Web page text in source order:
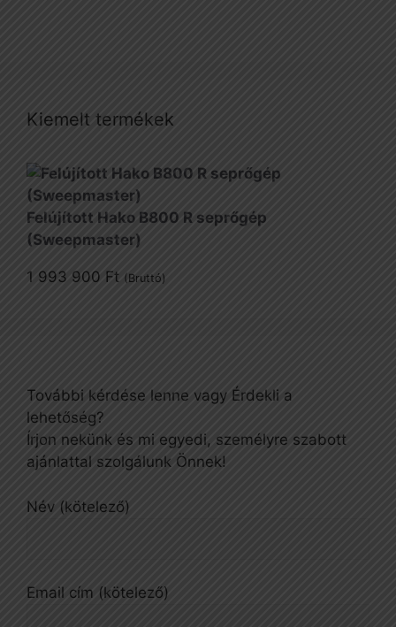
Kiemelt termékek
Felújított Hako B800 R seprőgép
(Sweepmaster)
1 993 900 Ft (Bruttó)
További kérdése lenne vagy Érdekli a
lehetőség?
Írjon nekünk és mi egyedi, személyre szabott
ajánlattal szolgálunk Önnek!
Név (kötelező)
Email cím (kötelező)